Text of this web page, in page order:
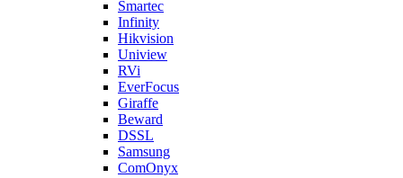
Smartec
Infinity
Hikvision
Uniview
RVi
EverFocus
Giraffe
Beward
DSSL
Samsung
ComOnyx